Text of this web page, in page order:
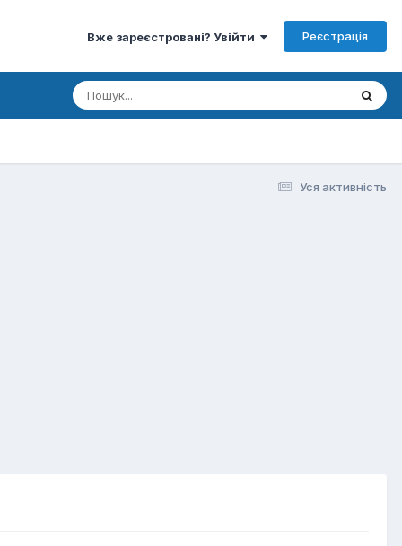
Вже зареєстровані? Увійти Реєстрація
Уся активність